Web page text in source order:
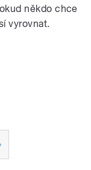
někdo chce
vyrovnat.